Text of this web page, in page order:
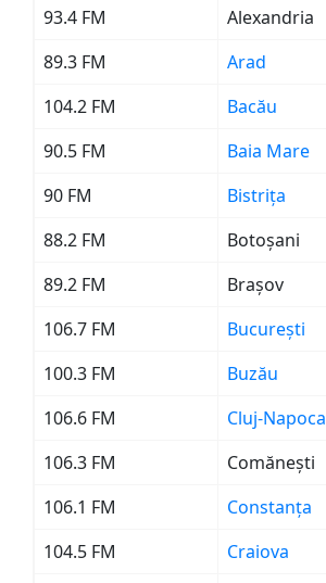
93.4 FM
Alexandria
89.3 FM
Arad
104.2 FM
Bacău
90.5 FM
Baia Mare
90 FM
Bistrița
88.2 FM
Botoșani
89.2 FM
Brașov
106.7 FM
București
100.3 FM
Buzău
106.6 FM
Cluj-Napoca
106.3 FM
Comănești
106.1 FM
Constanța
104.5 FM
Craiova